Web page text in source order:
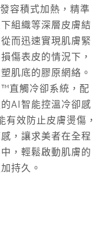
容積式加熱，精準
組織等深層皮膚結
而迅速實現肌膚緊
傷表皮的情況下，
肌底的膠原網絡。
直觸冷卻系統，配
AI智能控溫冷卻感
效防止皮膚燙傷，
，讓求美者在全程
，輕鬆啟動肌膚的
持久。